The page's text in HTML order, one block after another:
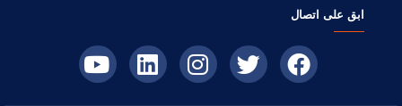
ابق على اتصال